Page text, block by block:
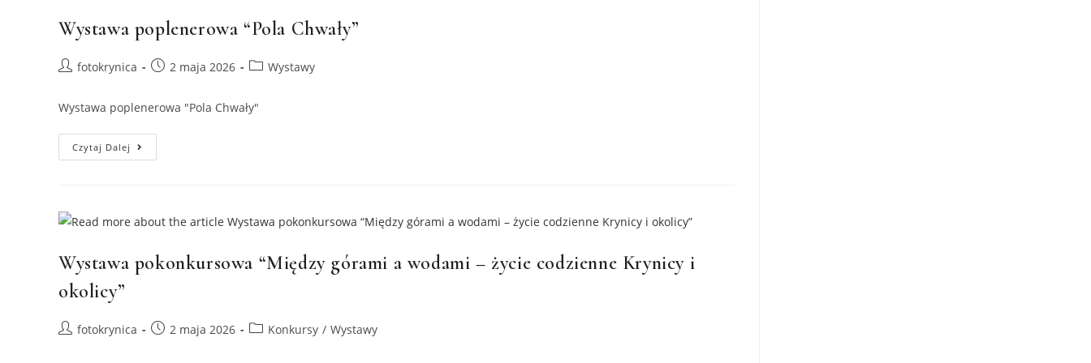
Wystawa poplenerowa “Pola Chwały”
Postfotokrynica
Post2 maja 2026
PostWystawy
Wystawa poplenerowa "Pola Chwały"
Czytaj Dalej Wystawa
Poplenerowa
Wystawa pokonkursowa “Między górami a wodami – życie codzienne Krynicy i
okolicy”
Postfotokrynica
Post2 maja 2026
PostKonkursy / Wystawy